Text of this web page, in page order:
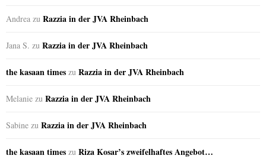
Andrea zu Razzia in der JVA Rheinbach
Jana S. zu Razzia in der JVA Rheinbach
the kasaan times zu Razzia in der JVA Rheinbach
Melanie zu Razzia in der JVA Rheinbach
Sabine zu Razzia in der JVA Rheinbach
the kasaan times zu Riza Kosar’s zweifelhaftes Angebot…